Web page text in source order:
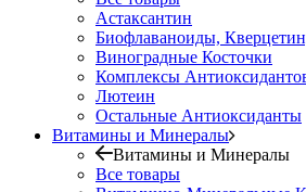
Астаксантин
Биофлаваноиды,
Виноградные Косточки
Комплексы
Лютеин
Остальные Антиоксиданты
Витамины и Минералы
Витамины и Минералы
Все товары